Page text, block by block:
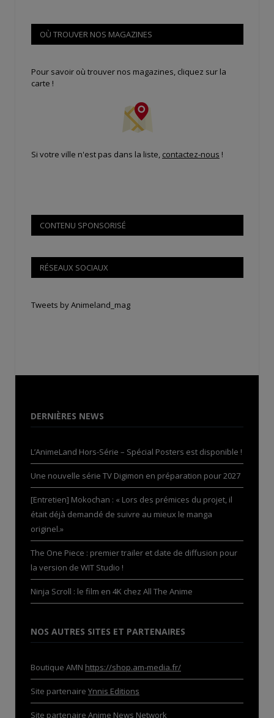
OÙ TROUVER NOS MAGAZINES
Pour savoir où trouver nos magazines, cliquez sur la
carte !
Si votre ville n'est pas dans la liste, contactez-nous !
CONTENU SPONSORISÉ
RÉSEAUX SOCIAUX
Tweets by Animeland_mag
DERNIÈRES NEWS
L’AnimeLand Hors-Série – Spécial Posters est disponible !
Une nouvelle série TV Digimon en préparation pour 2027
[Entretien] Mokochan : « Lors des prémices du projet, il
était déjà demandé de suivre au mieux le manga
originel.»
The One Piece : premier trailer et date de diffusion pour
la version de WIT Studio !
Ninja Scroll : le film en 4K chez All The Anime
NOS AUTRES SITES ET PARTENAIRES
Boutique AMN https://shop.am-media.fr/
Site partenaire Ynnis Editions
Site partenaire Anime News Network